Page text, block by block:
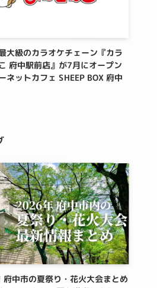
大級のカラオケチェーン『カラ
府中駅前店』が7月にオープン
ネットカフェ SHEEP BOX 府中
中市の夏祭り・花火大会まとめ